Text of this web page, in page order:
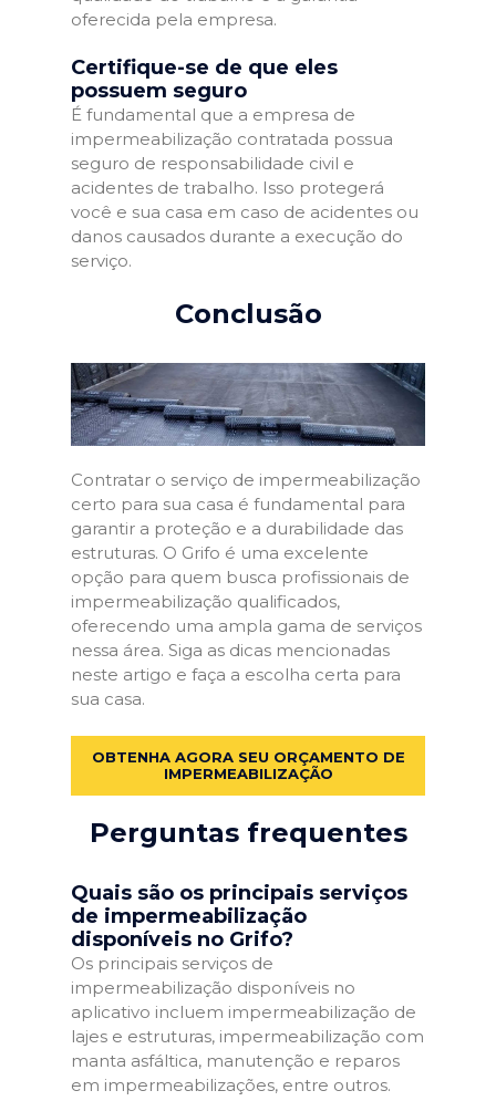
oferecida pela empresa.
Certifique-se de que eles
possuem seguro
É fundamental que a empresa de
impermeabilização contratada possua
seguro de responsabilidade civil e
acidentes de trabalho. Isso protegerá
você e sua casa em caso de acidentes ou
danos causados durante a execução do
serviço.
Conclusão
Contratar o serviço de impermeabilização
certo para sua casa é fundamental para
garantir a proteção e a durabilidade das
estruturas. O Grifo é uma excelente
opção para quem busca profissionais de
impermeabilização qualificados,
oferecendo uma ampla gama de serviços
nessa área. Siga as dicas mencionadas
neste artigo e faça a escolha certa para
sua casa.
OBTENHA AGORA SEU ORÇAMENTO DE
IMPERMEABILIZAÇÃO
Perguntas frequentes
Quais são os principais serviços
de impermeabilização
disponíveis no Grifo?
Os principais serviços de
impermeabilização disponíveis no
aplicativo incluem impermeabilização de
lajes e estruturas, impermeabilização com
manta asfáltica, manutenção e reparos
em impermeabilizações, entre outros.